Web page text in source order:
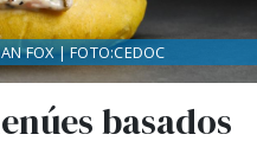
basados
FOX | FOTO:CEDOC